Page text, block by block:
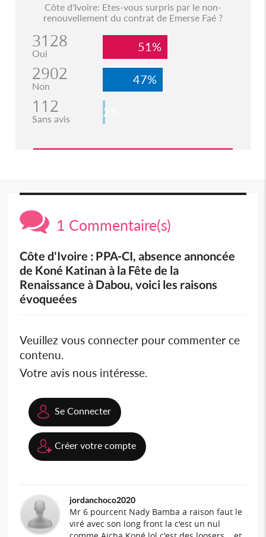
Côte d'Ivoire: Etes-vous surpris par le non-
renouvellement du contrat de Emerse Faé ?
3128
Oui 51%
2902
Non 47%
112
Sans avis 2%
1 Commentaire(s)
Côte d'Ivoire : PPA-CI, absence annoncée
de Koné Katinan à la Fête de la
Renaissance à Dabou, voici les raisons
évoqueées
Veuillez vous connecter pour commenter ce
contenu.
Votre avis nous intéresse.
Se Connecter
Créer votre compte
jordanchoco2020
Mr 6 pourcent Nady Bamba a raison faut le
viré avec son long front la c'est un nul